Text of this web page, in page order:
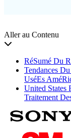
Aller au Contenu
RéSumé Du
Tendances
UséEs
United States
Traitement
Facteurs De
Analyse De
Eaux Et Des
Jouants CléS